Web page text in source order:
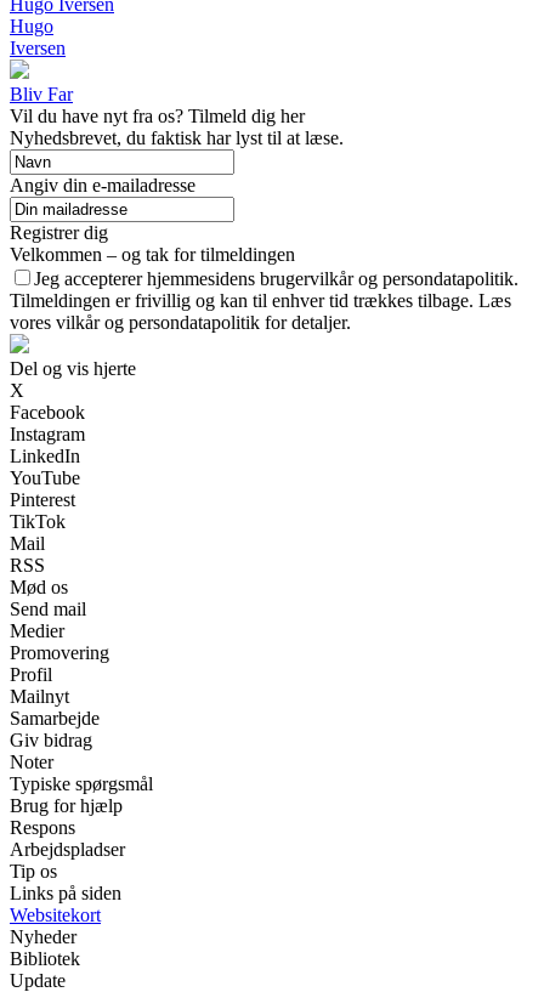
Hugo Iversen
Hugo
Iversen
Bliv Far
Vil du have nyt fra os? Tilmeld dig her
Nyhedsbrevet, du faktisk har lyst til at læse.
Angiv din e-mailadresse
Registrer dig
Velkommen – og tak for tilmeldingen
Jeg accepterer hjemmesidens brugervilkår og persondatapolitik.
Tilmeldingen er frivillig og kan til enhver tid trækkes tilbage. Læs
vores vilkår og persondatapolitik for detaljer.
Del og vis hjerte
X
Facebook
Instagram
LinkedIn
YouTube
Pinterest
TikTok
Mail
RSS
Mød os
Send mail
Medier
Promovering
Profil
Mailnyt
Samarbejde
Giv bidrag
Noter
Typiske spørgsmål
Brug for hjælp
Respons
Arbejdspladser
Tip os
Links på siden
Websitekort
Nyheder
Bibliotek
Update